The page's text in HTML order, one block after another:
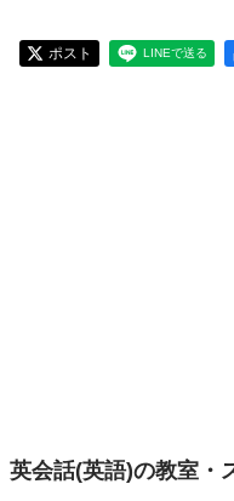
ポスト LINEで送る
英会話(英語)の教室・